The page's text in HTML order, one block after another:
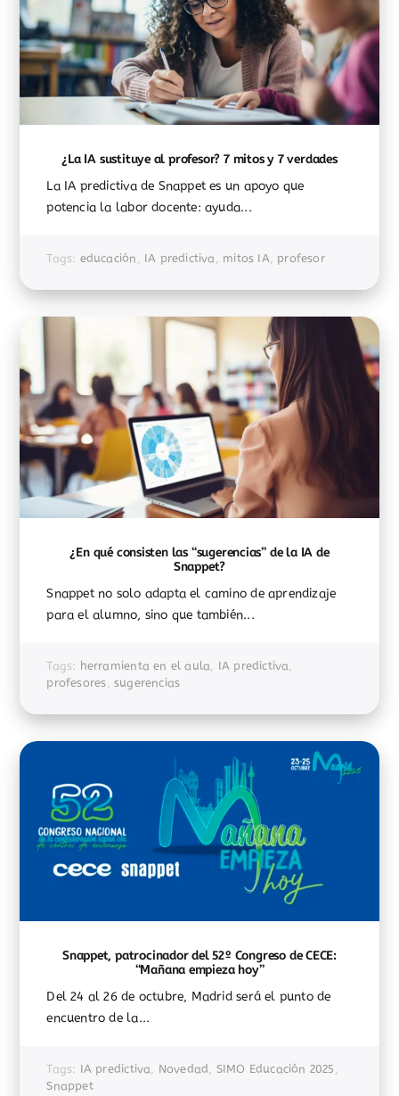
¿La IA sustituye al profesor? 7 mitos y 7 verdades
La IA predictiva de Snappet es un apoyo que
potencia la labor docente: ayuda...
Tags: educación, IA predictiva, mitos IA,profesor
¿En qué consisten las “sugerencias” de la IA de
Snappet?
Snappet no solo adapta el camino de aprendizaje
para el alumno, sino que también...
Tags: herramienta en el aula, IA predictiva,
profesores, sugerencias
Snappet, patrocinador del 52º Congreso de CECE:
“Mañana empieza hoy”
Del 24 al 26 de octubre, Madrid será el punto de
encuentro de la...
Tags: IA predictiva, Novedad, SIMO Educación 2025,
Snappet